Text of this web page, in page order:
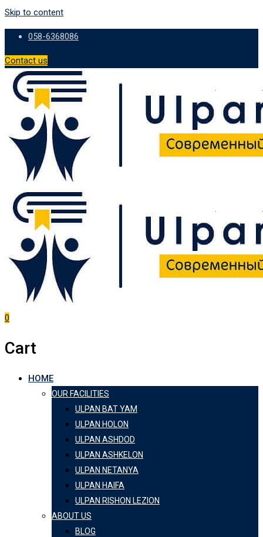
Skip to content
058-6368086
Contact us
0
Cart
HOME
OUR FACILITIES
ULPAN BAT YAM
ULPAN HOLON
ULPAN ASHDOD
ULPAN ASHKELON
ULPAN NETANYA
ULPAN HAIFA
ULPAN RISHON LEZION
ABOUT US
BLOG